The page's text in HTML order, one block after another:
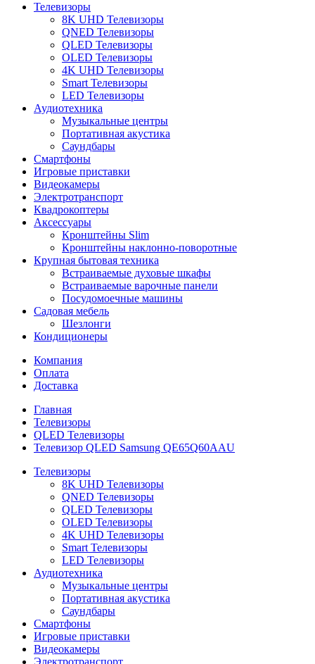
Телевизоры
8K UHD Телевизоры
QNED Телевизоры
QLED Телевизоры
OLED Телевизоры
4K UHD Телевизоры
Smart Телевизоры
LED Телевизоры
Аудиотехника
Музыкальные центры
Портативная акустика
Саундбары
Смартфоны
Игровые приставки
Видеокамеры
Электротранспорт
Квадрокоптеры
Аксессуары
Кронштейны Slim
Кронштейны наклонно-поворотные
Крупная бытовая техника
Встраиваемые духовые шкафы
Встраиваемые варочные панели
Посудомоечные машины
Садовая мебель
Шезлонги
Кондиционеры
Компания
Оплата
Доставка
Главная
Телевизоры
QLED Телевизоры
Телевизор QLED Samsung QE65Q60AAU
Телевизоры
8K UHD Телевизоры
QNED Телевизоры
QLED Телевизоры
OLED Телевизоры
4K UHD Телевизоры
Smart Телевизоры
LED Телевизоры
Аудиотехника
Музыкальные центры
Портативная акустика
Саундбары
Смартфоны
Игровые приставки
Видеокамеры
Электротранспорт